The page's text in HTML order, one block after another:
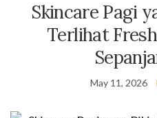
Skincare Pagi
Terlihat
May 11, 2026